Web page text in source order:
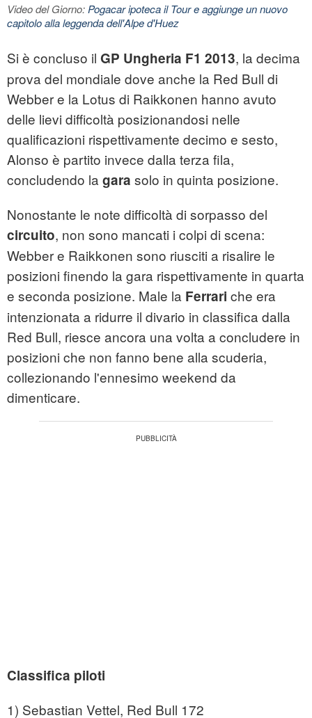
Video del Giorno: Pogacar ipoteca il Tour e aggiunge un nuovo
capitolo alla leggenda dell'Alpe d'Huez
Si è concluso il GP Ungheria F1 2013, la decima
prova del mondiale dove anche la Red Bull di
Webber e la Lotus di Raikkonen hanno avuto
delle lievi difficoltà posizionandosi nelle
qualificazioni rispettivamente decimo e sesto,
Alonso è partito invece dalla terza fila,
concludendo la gara solo in quinta posizione.
Nonostante le note difficoltà di sorpasso del
circuito, non sono mancati i colpi di scena:
Webber e Raikkonen sono riusciti a risalire le
posizioni finendo la gara rispettivamente in quarta
e seconda posizione. Male la Ferrari che era
intenzionata a ridurre il divario in classifica dalla
Red Bull, riesce ancora una volta a concludere in
posizioni che non fanno bene alla scuderia,
collezionando l'ennesimo weekend da
dimenticare.
Classifica piloti
1) Sebastian Vettel, Red Bull 172